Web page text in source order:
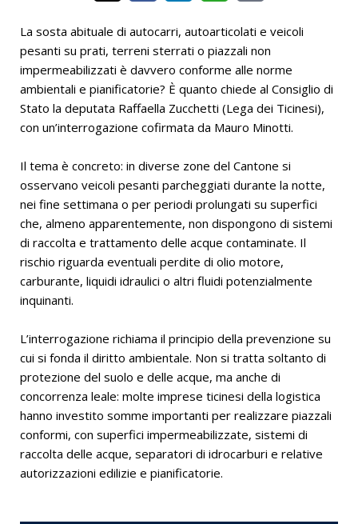
La sosta abituale di autocarri, autoarticolati e veicoli
pesanti su prati, terreni sterrati o piazzali non
impermeabilizzati è davvero conforme alle norme
ambientali e pianificatorie? È quanto chiede al Consiglio di
Stato la deputata Raffaella Zucchetti (Lega dei Ticinesi),
con un’interrogazione cofirmata da Mauro Minotti.
Il tema è concreto: in diverse zone del Cantone si
osservano veicoli pesanti parcheggiati durante la notte,
nei fine settimana o per periodi prolungati su superfici
che, almeno apparentemente, non dispongono di sistemi
di raccolta e trattamento delle acque contaminate. Il
rischio riguarda eventuali perdite di olio motore,
carburante, liquidi idraulici o altri fluidi potenzialmente
inquinanti.
L’interrogazione richiama il principio della prevenzione su
cui si fonda il diritto ambientale. Non si tratta soltanto di
protezione del suolo e delle acque, ma anche di
concorrenza leale: molte imprese ticinesi della logistica
hanno investito somme importanti per realizzare piazzali
conformi, con superfici impermeabilizzate, sistemi di
raccolta delle acque, separatori di idrocarburi e relative
autorizzazioni edilizie e pianificatorie.